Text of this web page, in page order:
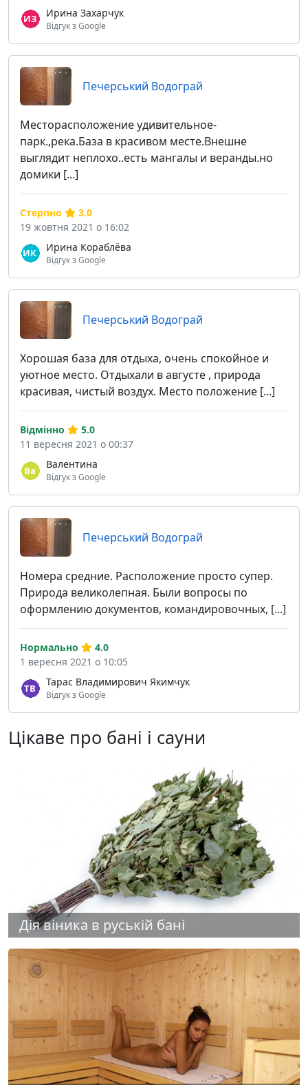
Ирина Захарчук
Відгук з Google
Печерський Водограй
Месторасположение удивительное-
парк.,река.База в красивом месте.Внешне
выглядит неплохо..есть мангалы и веранды.но
домики [...]
Ирина Кораблёва
Відгук з Google
Стерпно
3.0
19 жовтня 2021 о 16:02
Печерський Водограй
Хорошая база для отдыха, очень спокойное и
уютное место. Отдыхали в августе , природа
красивая, чистый воздух. Место положение [...]
Валентина
Відгук з Google
Відмінно
5.0
11 вересня 2021 о 00:37
Печерський Водограй
Номера средние. Расположение просто супер.
Природа великолепная. Были вопросы по
оформлению документов, командировочных, [...]
Тарас Владимирович Якимчук
Відгук з Google
Нормально
4.0
1 вересня 2021 о 10:05
Цікаве про бані і сауни
Дія віника в руській бані